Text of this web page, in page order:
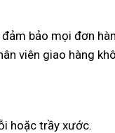
bảo mọi đơn
viên giao hàng
hoặc trầy xước.